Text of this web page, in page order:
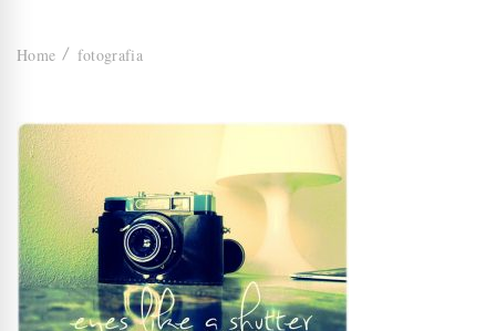
Xaara
Novack
Home fotografia